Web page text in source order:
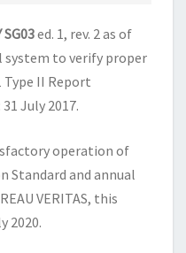
SG03ed. 1, rev. 2 as of
system to verify proper
Type II Report
July 2017.
operation of
Standard and annual
VERITAS, this
2020.